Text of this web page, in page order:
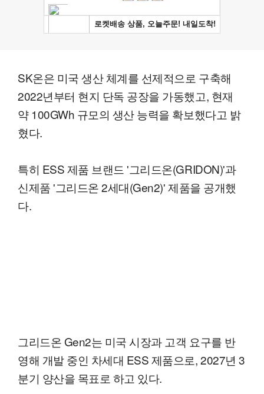
SK온은 미국 생산 체계를 선제적으로 구축해
2022년부터 현지 단독 공장을 가동했고, 현재
약 100GWh 규모의 생산 능력을 확보했다고 밝
혔다.
특히 ESS 제품 브랜드 '그리드온(GRIDON)'과
신제품 '그리드온 2세대(Gen2)' 제품을 공개했
다.
그리드온 Gen2는 미국 시장과 고객 요구를 반
영해 개발 중인 차세대 ESS 제품으로, 2027년 3
분기 양산을 목표로 하고 있다.